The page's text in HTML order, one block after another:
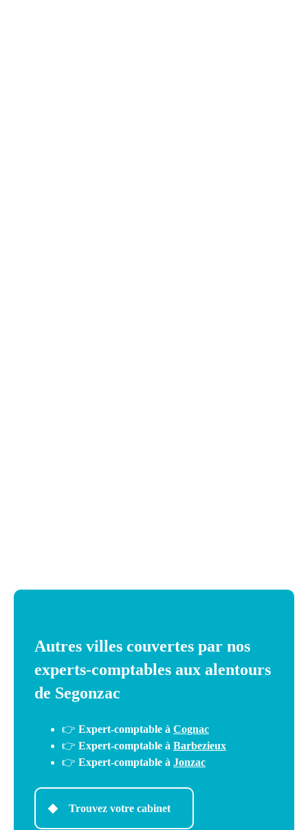
Autres villes couvertes par nos
experts-comptables aux alentours
de Segonzac
👉 Expert-comptable à Cognac
👉 Expert-comptable à Barbezieux
👉 Expert-comptable à Jonzac
Trouvez votre cabinet